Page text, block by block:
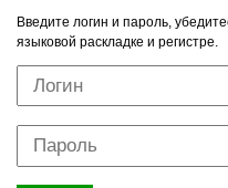
Введите логин и пароль,
языковой раскладке и регистре.